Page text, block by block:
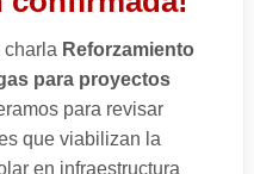
charla Reforzamiento
para proyectos
para revisar
que viabilizan la
en infraestructura